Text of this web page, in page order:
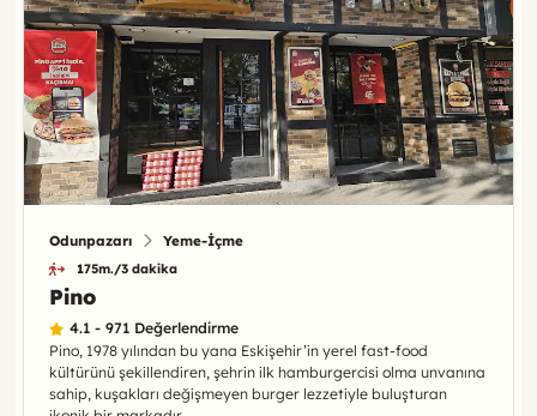
Odunpazarı Yeme-İçme
175m./3 dakika
Pino
4.1 - 971 Değerlendirme
Pino, 1978 yılından bu yana Eskişehir’in yerel fast-food
kültürünü şekillendiren, şehrin ilk hamburgercisi olma unvanına
sahip, kuşakları değişmeyen burger lezzetiyle buluşturan